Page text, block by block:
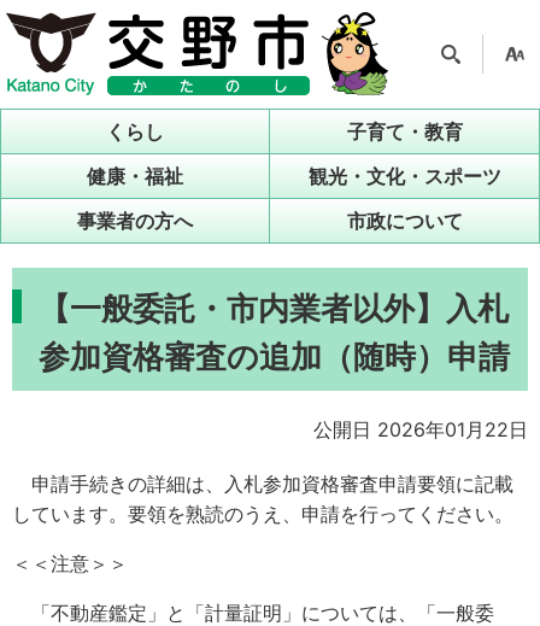
ル
くらし
子育て・教育
健康・福祉
観光・文化・スポーツ
事業者の方へ
市政について
【一般委託・市内業者以外】入札
参加資格審査の追加（随時）申請
公開日 2026年01月22日
申請手続きの詳細は、入札参加資格審査申請要領に記載
しています。要領を熟読のうえ、申請を行ってください。
＜＜注意＞＞
「不動産鑑定」と「計量証明」については、「一般委